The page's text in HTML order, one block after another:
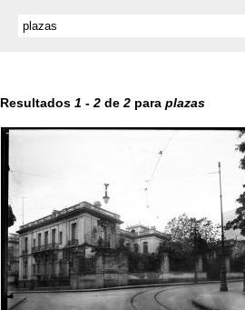
Resultados 1 - 2 de 2 para plazas